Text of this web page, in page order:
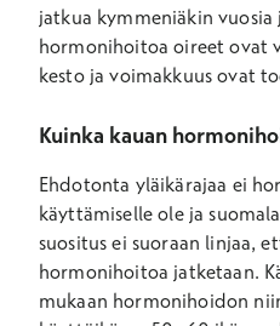
jatkua kymmeniäkin
hormonihoitoa oireet ovat
kesto ja voimakkuus ovat
Kuinka kauan
Ehdotonta yläikärajaa ei
käyttämiselle ole ja
suositus ei suoraan linjaa,
hormonihoitoa jatketaan.
mukaan hormonihoidon